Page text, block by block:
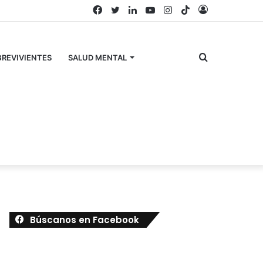
TikTok
Instagram
YouTube
LinkedIn
Twitter
Facebook
SALUD MENTAL Buscar
Búscanos en Facebook